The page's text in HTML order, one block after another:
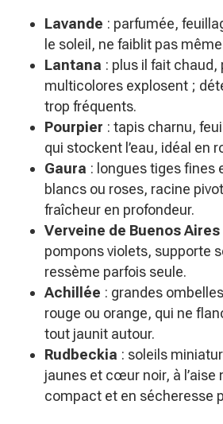
Lavande : parfumée,
le soleil, ne faiblit pas
Lantana : plus il fait
multicolores explosent ;
trop fréquents.
Pourpier : tapis charnu,
qui stockent l’eau, idéal en
Gaura : longues tiges fines
blancs ou roses, racine
fraîcheur en profondeur.
Verveine de Buenos Aires
pompons violets, supporte
ressème parfois seule.
Achillée : grandes
rouge ou orange, qui ne
tout jaunit autour.
Rudbeckia : soleils
jaunes et cœur noir, à l’aise
compact et en sécheresse